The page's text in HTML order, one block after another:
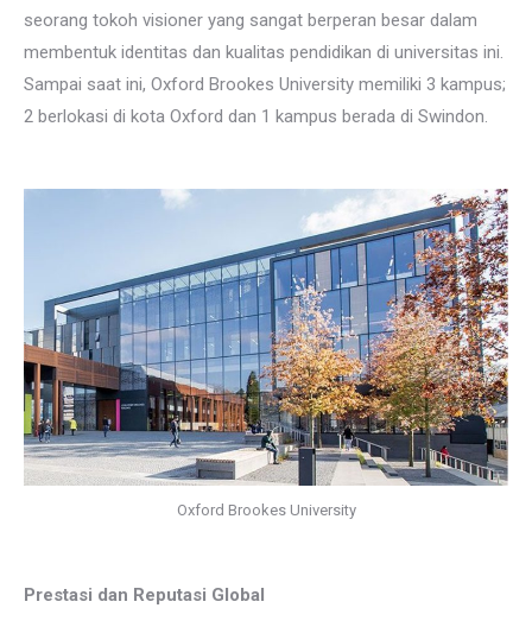
seorang tokoh visioner yang sangat berperan besar dalam
membentuk identitas dan kualitas pendidikan di universitas ini.
Sampai saat ini, Oxford Brookes University memiliki 3 kampus;
2 berlokasi di kota Oxford dan 1 kampus berada di Swindon.
Oxford Brookes University
Prestasi dan Reputasi Global